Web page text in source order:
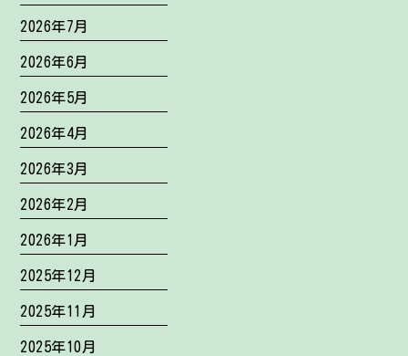
2026年7月
2026年6月
2026年5月
2026年4月
2026年3月
2026年2月
2026年1月
2025年12月
2025年11月
2025年10月